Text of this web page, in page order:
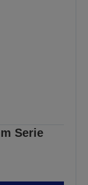
Serie